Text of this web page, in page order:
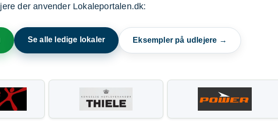
der anvender Lokaleportalen.dk:
Se alle ledige lokaler Eksempler på udlejere →